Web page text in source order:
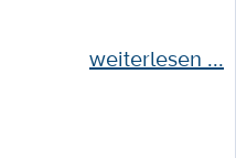
weiterlesen ...